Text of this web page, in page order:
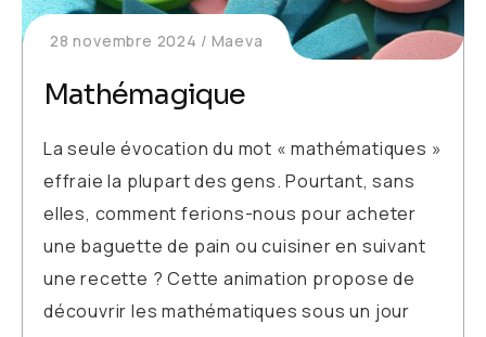
28 novembre 2024 Maeva
Mathémagique
La seule évocation du mot « mathématiques »
effraie la plupart des gens. Pourtant, sans
elles, comment ferions-nous pour acheter
une baguette de pain ou cuisiner en suivant
une recette ? Cette animation propose de
découvrir les mathématiques sous un jour